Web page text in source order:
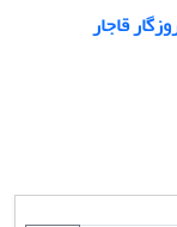
قاجار